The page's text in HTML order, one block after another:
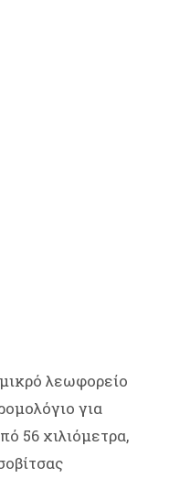
λεωφορείο
για
56 χιλιόμετρα,